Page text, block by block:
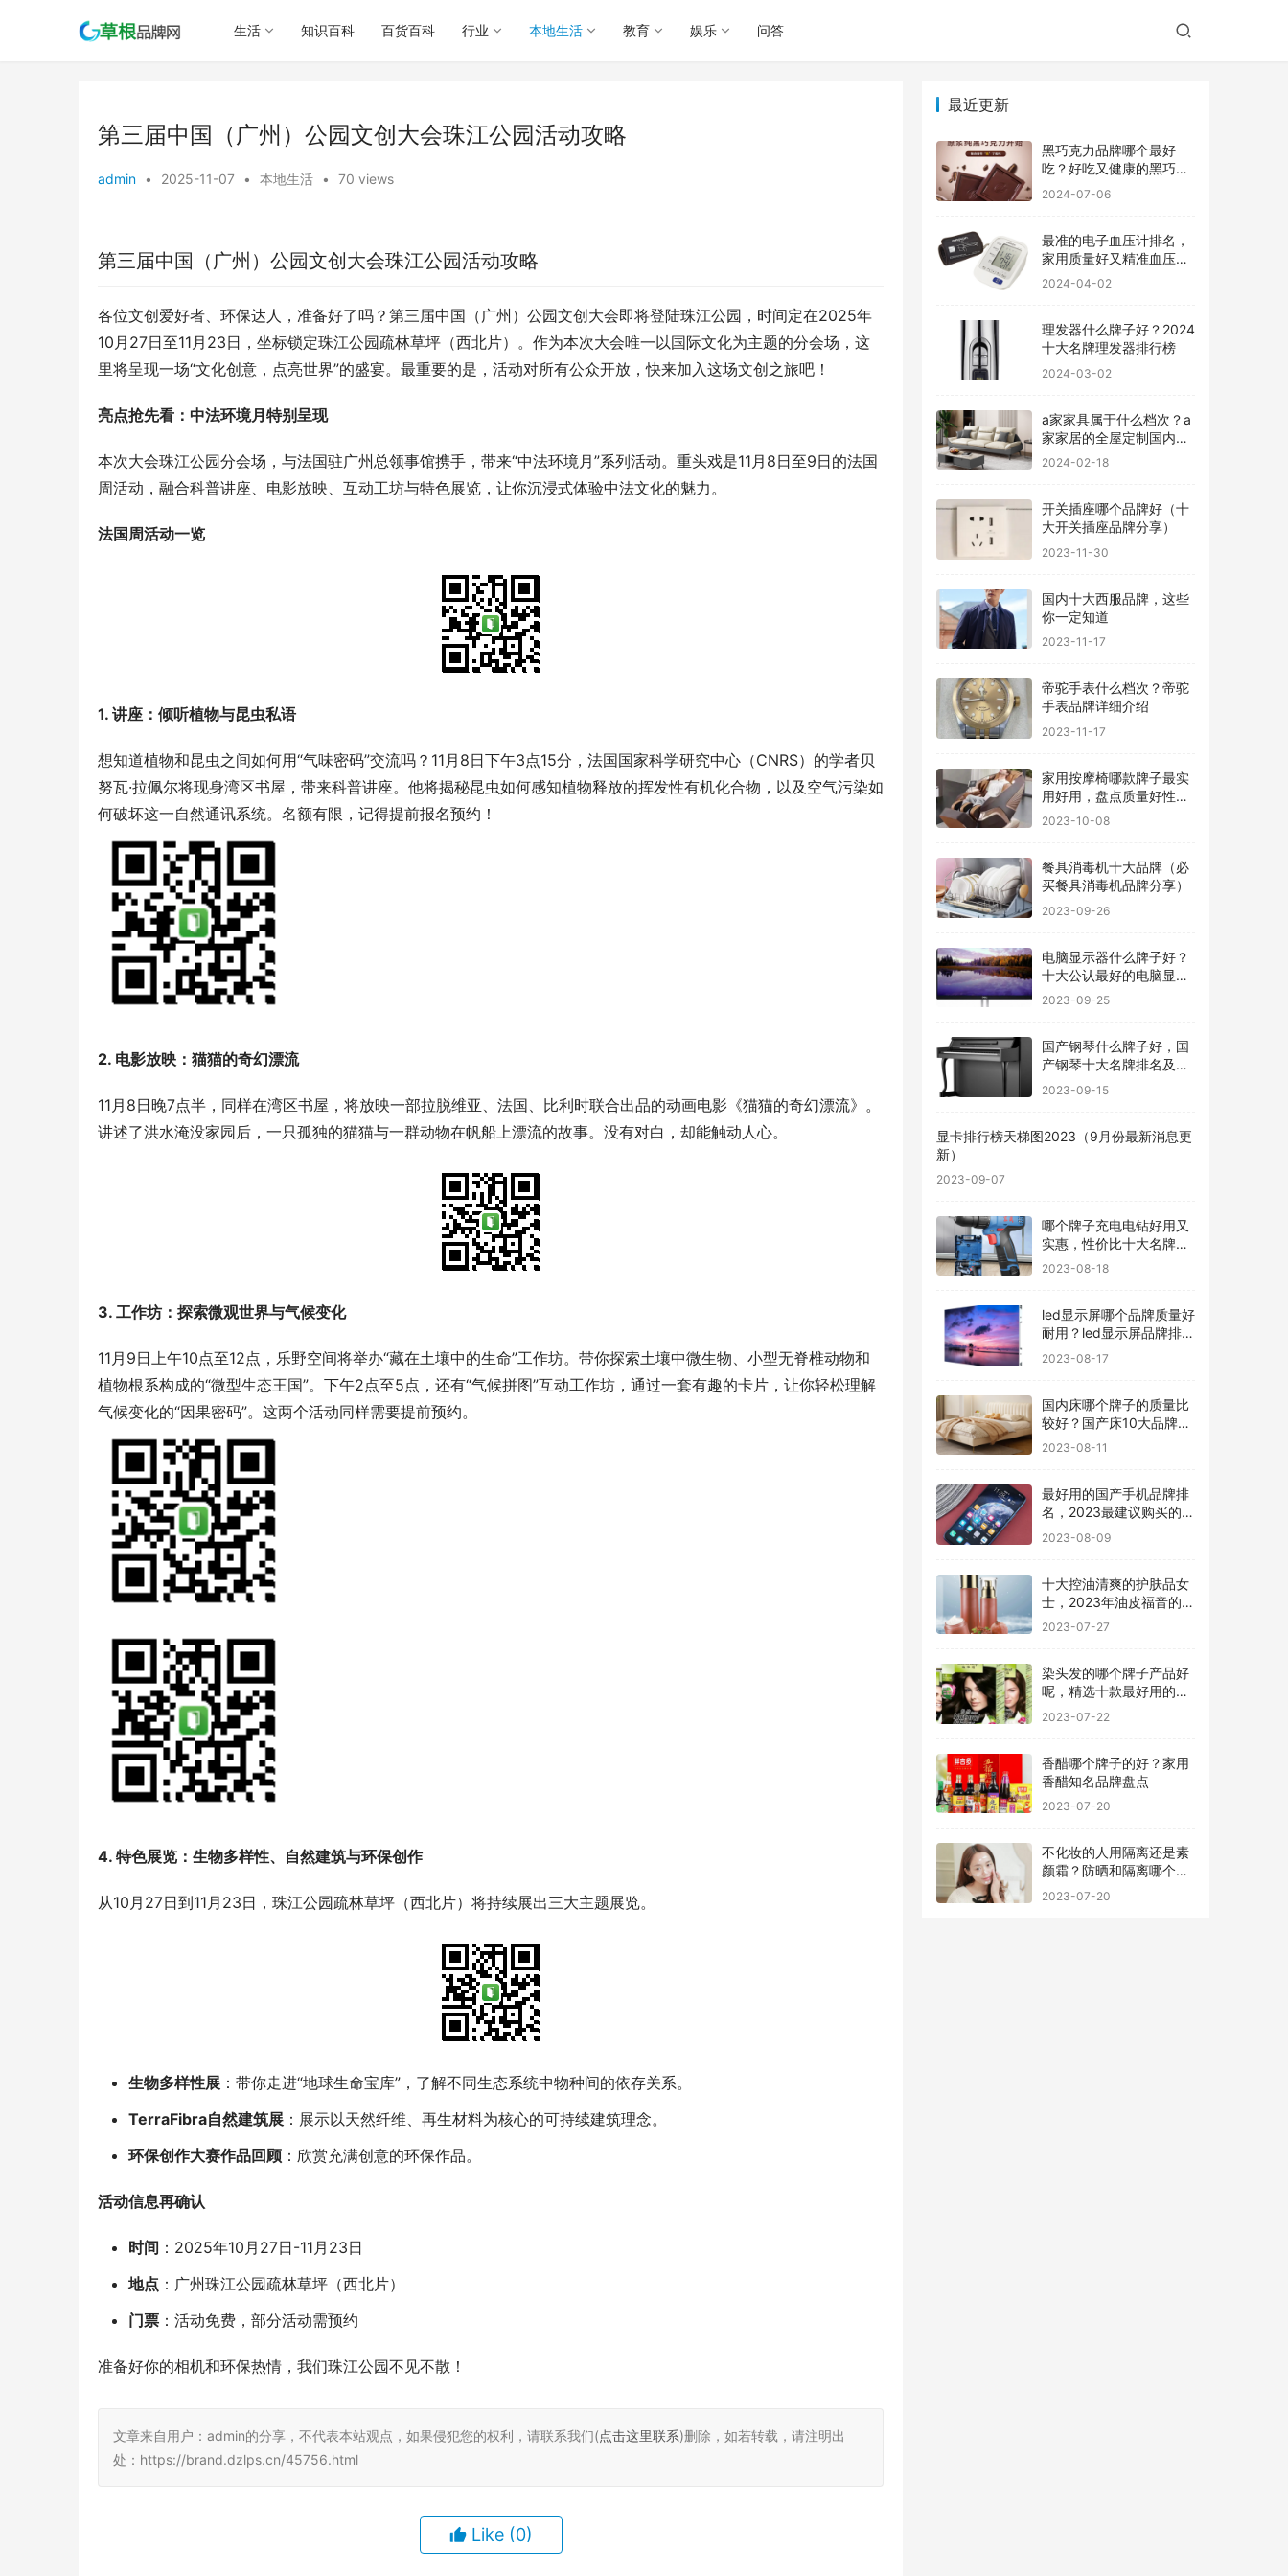
生活 知识百科 百货百科 行业 本地生活 教育 娱乐 问答
第三届中国（广州）公园文创大会珠江公园活动攻略
admin • 2025-11-07 • 本地生活 • 70 views
第三届中国（广州）公园文创大会珠江公园活动攻略
各位文创爱好者、环保达人，准备好了吗？第三届中国（广州）公园文创大会即将登陆珠江公园，时间定在2025年
10月27日至11月23日，坐标锁定珠江公园疏林草坪（西北片）。作为本次大会唯一以国际文化为主题的分会场，这
里将呈现一场“文化创意，点亮世界”的盛宴。最重要的是，活动对所有公众开放，快来加入这场文创之旅吧！
亮点抢先看：中法环境月特别呈现
本次大会珠江公园分会场，与法国驻广州总领事馆携手，带来“中法环境月”系列活动。重头戏是11月8日至9日的法国
周活动，融合科普讲座、电影放映、互动工坊与特色展览，让你沉浸式体验中法文化的魅力。
法国周活动一览
1. 讲座：倾听植物与昆虫私语
想知道植物和昆虫之间如何用“气味密码”交流吗？11月8日下午3点15分，法国国家科学研究中心（CNRS）的学者贝
努瓦·拉佩尔将现身湾区书屋，带来科普讲座。他将揭秘昆虫如何感知植物释放的挥发性有机化合物，以及空气污染如
何破坏这一自然通讯系统。名额有限，记得提前报名预约！
2. 电影放映：猫猫的奇幻漂流
11月8日晚7点半，同样在湾区书屋，将放映一部拉脱维亚、法国、比利时联合出品的动画电影《猫猫的奇幻漂流》。
讲述了洪水淹没家园后，一只孤独的猫猫与一群动物在帆船上漂流的故事。没有对白，却能触动人心。
3. 工作坊：探索微观世界与气候变化
11月9日上午10点至12点，乐野空间将举办“藏在土壤中的生命”工作坊。带你探索土壤中微生物、小型无脊椎动物和
植物根系构成的“微型生态王国”。下午2点至5点，还有“气候拼图”互动工作坊，通过一套有趣的卡片，让你轻松理解
气候变化的“因果密码”。这两个活动同样需要提前预约。
4. 特色展览：生物多样性、自然建筑与环保创作
从10月27日到11月23日，珠江公园疏林草坪（西北片）将持续展出三大主题展览。
生物多样性展 ：带你走进“地球生命宝库”，了解不同生态系统中物种间的依存关系。
TerraFibra自然建筑展 ：展示以天然纤维、再生材料为核心的可持续建筑理念。
环保创作大赛作品回顾 ：欣赏充满创意的环保作品。
活动信息再确认
时间 ：2025年10月27日-11月23日
地点 ：广州珠江公园疏林草坪（西北片）
门票 ：活动免费，部分活动需预约
准备好你的相机和环保热情，我们珠江公园不见不散！
文章来自用户：admin的分享，不代表本站观点，如果侵犯您的权利，请联系我们(点击这里联系)删除，如若转载，请注明出
处：https://brand.dzlps.cn/45756.html
Like (0)
最近更新
黑巧克力品牌哪个最好
吃？好吃又健康的黑巧克
力品牌
2024-07-06
最准的电子血压计排名，
家用质量好又精准血压计
品牌前十
2024-04-02
理发器什么牌子好？2024
十大名牌理发器排行榜
2024-03-02
a家家具属于什么档次？a
家家居的全屋定制国内排
行
2024-02-18
开关插座哪个品牌好（十
大开关插座品牌分享）
2023-11-30
国内十大西服品牌，这些
你一定知道
2023-11-17
帝驼手表什么档次？帝驼
手表品牌详细介绍
2023-11-17
家用按摩椅哪款牌子最实
用好用，盘点质量好性价
比高的品牌
2023-10-08
餐具消毒机十大品牌（必
买餐具消毒机品牌分享）
2023-09-26
电脑显示器什么牌子好？
十大公认最好的电脑显示
器
2023-09-25
国产钢琴什么牌子好，国
产钢琴十大名牌排名及价
格
2023-09-15
显卡排行榜天梯图2023（9月份最新消息更
新）
2023-09-07
哪个牌子充电电钻好用又
实惠，性价比十大名牌充
电电钻排名
2023-08-18
led显示屏哪个品牌质量好
耐用？led显示屏品牌排行
前十名
2023-08-17
国内床哪个牌子的质量比
较好？国产床10大品牌最
新排名
2023-08-11
最好用的国产手机品牌排
名，2023最建议购买的5
款手机
2023-08-09
十大控油清爽的护肤品女
士，2023年油皮福音的护
肤品有哪些
2023-07-27
染头发的哪个牌子产品好
呢，精选十款最好用的染
发剂品牌
2023-07-22
香醋哪个牌子的好？家用
香醋知名品牌盘点
2023-07-20
不化妆的人用隔离还是素
颜霜？防晒和隔离哪个先
用最好
2023-07-20